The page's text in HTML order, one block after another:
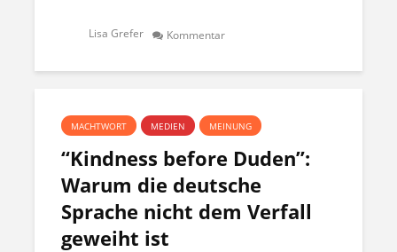
Lisa Grefer Kommentar
MACHTWORT MEDIEN MEINUNG
“Kindness before Duden”:
Warum die deutsche
Sprache nicht dem Verfall
geweiht ist